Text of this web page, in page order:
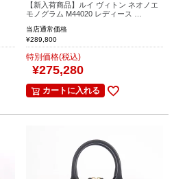
【新入荷商品】ルイ ヴィトン ネオノエ
モノグラム M44020 レディース …
当店通常価格
¥289,800
特別価格(税込)
¥275,280
カートに入れる